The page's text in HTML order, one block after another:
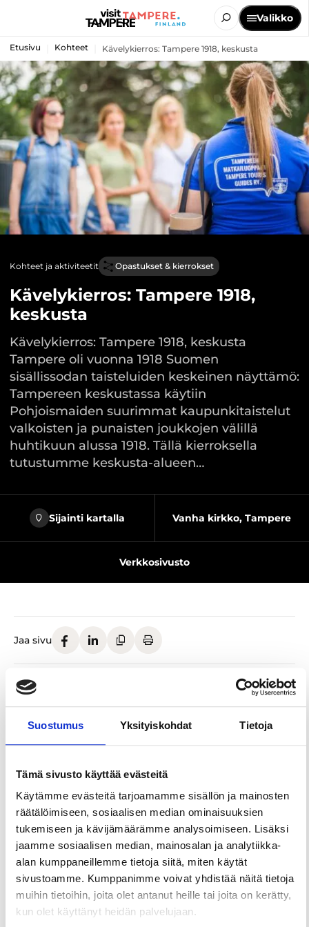
Suostumus Yksityiskohdat Tietoja
Tämä sivusto käyttää evästeitä
Käytämme evästeitä tarjoamamme sisällön ja mainosten
räätälöimiseen, sosiaalisen median ominaisuuksien
tukemiseen ja kävijämäärämme analysoimiseen. Lisäksi
jaamme sosiaalisen median, mainosalan ja analytiikka-
alan kumppaneillemme tietoja siitä, miten käytät
sivustoamme. Kumppanimme voivat yhdistää näitä tietoja
muihin tietoihin, joita olet antanut heille tai joita on kerätty,
kun olet käyttänyt heidän palvelujaan.
Valikko
Etusivu Kohteet Kävelykierros: Tampere 1918, keskusta
Kohteet ja aktiviteetit Opastukset & kierrokset
Kävelykierros: Tampere 1918,
keskusta
Kävelykierros: Tampere 1918, keskusta
Tampere oli vuonna 1918 Suomen
sisällissodan taisteluiden keskeinen näyttämö:
Tampereen keskustassa käytiin
Pohjoismaiden suurimmat kaupunkitaistelut
valkoisten ja punaisten joukkojen välillä
huhtikuun alussa 1918. Tällä kierroksella
tutustumme keskusta-alueen…
Sijainti kartalla Vanha kirkko, Tampere
Verkkosivusto
Jaa sivu
Kävelykierros: Tampere 1918, keskusta
taisteluiden keskeinen näyttämö: Tampereen
keskustassa käytiin Pohjoismaiden suurimmat
joukkojen välillä huhtikuun alussa 1918. Tällä
kierroksella tutustumme keskusta-alueen
taistelupaikkoihin, sen ajan rakennuksiin,
muistomerkkeihin ja muihin sodan jättämiin
jälkiin. Kuulet matkalla mm. Melinin valkoisen
iskuryhmän Näsilinnan valloituksesta ja punaisten
joukoissa taistelleiden naiskaartilaisten kohtaloista.
Kierros alkaa Keskustorin Vanhan kirkon edestä ja
päättyy Näsinkalliolle. Kesto 1,5 tuntia tai